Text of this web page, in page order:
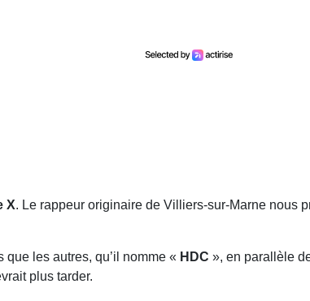
X. Le rappeur originaire de Villiers-sur-Marne nous
les autres, qu’il nomme « HDC », en parallèle
plus tarder.